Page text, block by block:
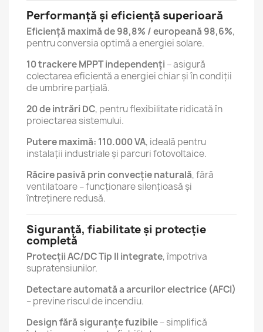
Performanță și eficiență superioară
Eficiență maximă de 98,8% / europeană 98,6%,
pentru conversia optimă a energiei solare.
10 trackere MPPT independenți – asigură
colectarea eficientă a energiei chiar și în condiții
de umbrire parțială.
20 de intrări DC, pentru flexibilitate ridicată în
proiectarea sistemului.
Putere maximă: 110.000 VA, ideală pentru
instalații industriale și parcuri fotovoltaice.
Răcire pasivă prin convecție naturală, fără
ventilatoare – funcționare silențioasă și
întreținere redusă.
Siguranță, fiabilitate și protecție
completă
Protecții AC/DC Tip II integrate, împotriva
supratensiunilor.
Detectare automată a arcurilor electrice (AFCI)
– previne riscul de incendiu.
Design fără siguranțe fuzibile– simplifică